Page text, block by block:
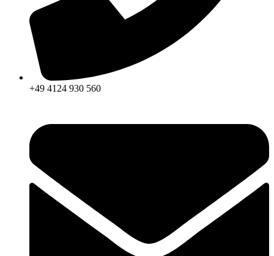
+49 4124 930 560